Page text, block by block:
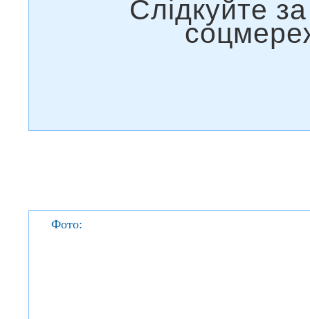
Фото: